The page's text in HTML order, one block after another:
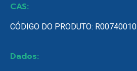
CAS:
CÓDIGO DO PRODUTO: R00740010
Dados: